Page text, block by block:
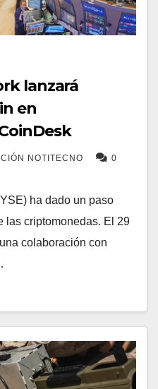
lanzará
en
NOTITECNO 0
ha dado un paso
las criptomonedas. El 29
colaboración con